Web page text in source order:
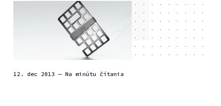
12. dec 2013 — Na minútu čítania